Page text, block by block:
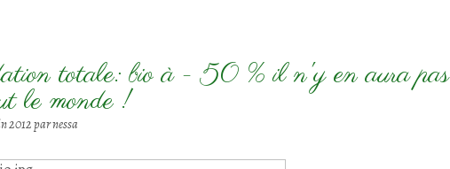
totale: bio à - 50 % il n'y en aura pas
le monde !
2012par nessa